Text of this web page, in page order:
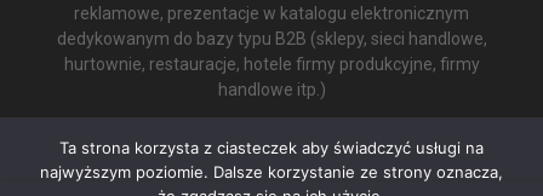
reklamowe, prezentacje w katalogu elektronicznym
dedykowanym do bazy typu B2B (sklepy, sieci handlowe,
hurtownie, restauracje, hotele firmy produkcyjne, firmy
handlowe itp.)
Ta strona korzysta z ciasteczek aby świadczyć usługi na
najwyższym poziomie. Dalsze korzystanie ze strony oznacza,